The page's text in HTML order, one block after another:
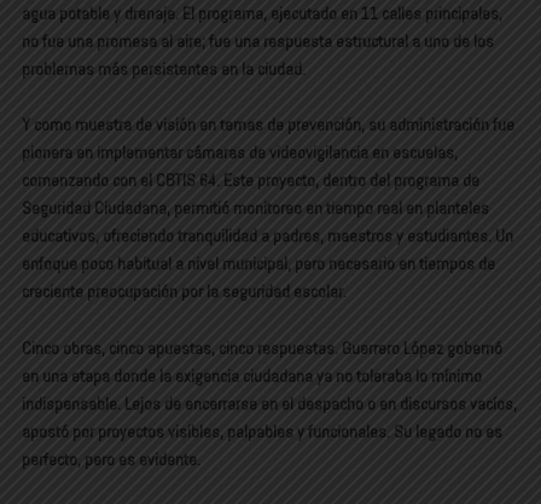
agua potable y drenaje. El programa, ejecutado en 11 calles principales,
no fue una promesa al aire; fue una respuesta estructural a uno de los
problemas más persistentes en la ciudad.
Y como muestra de visión en temas de prevención, su administración fue
pionera en implementar cámaras de videovigilancia en escuelas,
comenzando con el CBTIS 64. Este proyecto, dentro del programa de
Seguridad Ciudadana, permitió monitoreo en tiempo real en planteles
educativos, ofreciendo tranquilidad a padres, maestros y estudiantes. Un
enfoque poco habitual a nivel municipal, pero necesario en tiempos de
creciente preocupación por la seguridad escolar.
Cinco obras, cinco apuestas, cinco respuestas. Guerrero López gobernó
en una etapa donde la exigencia ciudadana ya no toleraba lo mínimo
indispensable. Lejos de encerrarse en el despacho o en discursos vacíos,
apostó por proyectos visibles, palpables y funcionales. Su legado no es
perfecto, pero es evidente.